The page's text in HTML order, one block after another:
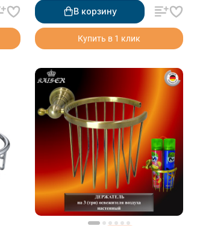
В корзину
Купить в 1 клик